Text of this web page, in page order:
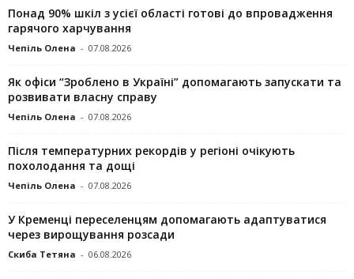
Понад 90% шкіл з усієї області готові до впровадження
гарячого харчування
Чепіль Олена - 07.08.2026
Як офіси “Зроблено в Україні” допомагають запускaти та
розвивати власну справу
Чепіль Олена - 07.08.2026
Після температурних рекордів у регіоні очікують
похолодання та дощі
Чепіль Олена - 07.08.2026
У Кременці переселенцям допомагають адаптуватися
через вирощування розсади
Скиба Тетяна - 06.08.2026